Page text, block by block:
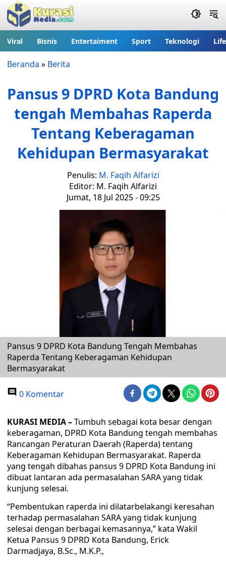
Viral Bisnis Entertaiment Sport Teknologi
Beranda » Berita
Pansus 9 DPRD Kota Bandung
tengah Membahas Raperda
Tentang Keberagaman
Kehidupan Bermasyarakat
Penulis: M. Faqih Alfarizi
Editor: M. Faqih Alfarizi
Jumat, 18 Jul 2025 - 09:25
Pansus 9 DPRD Kota Bandung Tengah Membahas
Raperda Tentang Keberagaman Kehidupan
Bermasyarakat
0 Komentar
KURASI MEDIA –Tumbuh sebagai kota besar dengan
keberagaman, DPRD Kota Bandung tengah membahas
Rancangan Peraturan Daerah (Raperda) tentang
Keberagaman Kehidupan Bermasyarakat. Raperda
yang tengah dibahas pansus 9 DPRD Kota Bandung ini
dibuat lantaran ada permasalahan SARA yang tidak
kunjung selesai.
“Pembentukan raperda ini dilatarbelakangi keresahan
terhadap permasalahan SARA yang tidak kunjung
selesai dengan berbagai kemasannya,” kata Wakil
Ketua Pansus 9 DPRD Kota Bandung, Erick
Darmadjaya, B.Sc., M.K.P.,